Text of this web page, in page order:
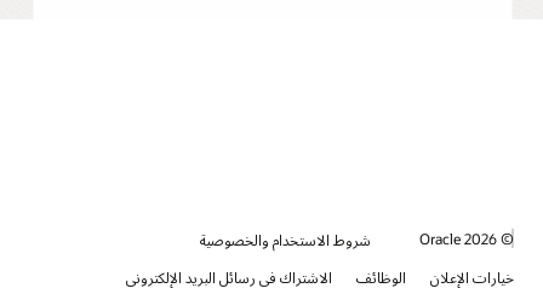
© 2026 Oracle
شروط الاستخدام والخصوصية
خيارات الإعلان
الوظائف
الاشتراك في رسائل البريد الإلكتروني